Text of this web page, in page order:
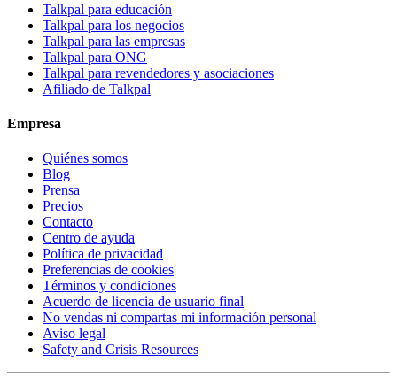
Talkpal para educación
Talkpal para los negocios
Talkpal para las empresas
Talkpal para ONG
Talkpal para revendedores y asociaciones
Afiliado de Talkpal
Empresa
Quiénes somos
Blog
Prensa
Precios
Contacto
Centro de ayuda
Política de privacidad
Preferencias de cookies
Términos y condiciones
Acuerdo de licencia de usuario final
No vendas ni compartas mi información personal
Aviso legal
Safety and Crisis Resources